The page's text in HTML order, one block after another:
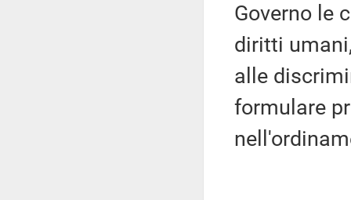
Governo le
diritti
alle
formulare